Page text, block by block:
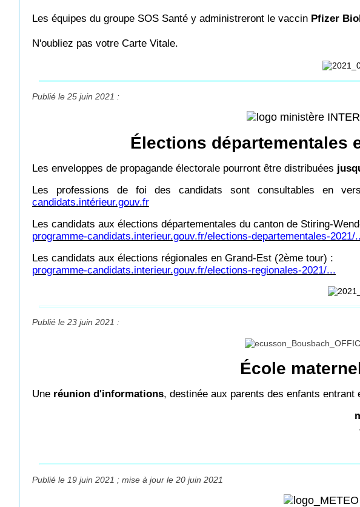
Les équipes du groupe SOS Santé y administreront le vaccin Pfizer
N'oubliez pas votre Carte Vitale.
Publié le 25 juin 2021 :
Élections départementales
Les enveloppes de propagande électorale pourront être distribuées
Les professions de foi des candidats sont consultables en
candidats.intérieur.gouv.fr
Les candidats aux élections départementales du canton de Stiring-
programme-candidats.interieur.gouv.fr/elections-departementales-2021/
Les candidats aux élections régionales en Grand-Est (2ème tour) :
programme-candidats.interieur.gouv.fr/elections-regionales-2021/...
Publié le 23 juin 2021 :
École
Une réunion d'informations, destinée aux parents des enfants entrant
Publié le 19 juin 2021 ; mise à jour le 20 juin 2021